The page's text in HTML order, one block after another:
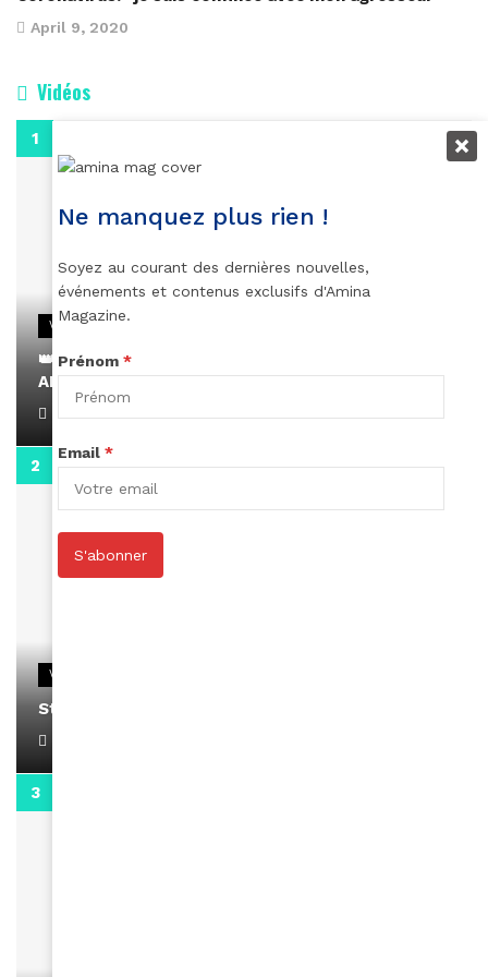
April 9, 2020
Vidéos
VIDEOS
👑 Remerciements à Ayden pour son message sur
AMINA, le Magazine de la Femme
0:13
VIDEOS
Stacy passe un message
Ne manquez plus rien !
Soyez au courant des dernières nouvelles,
événements et contenus exclusifs d'Amina
Magazine.
Prénom *
Email *
S'abonner